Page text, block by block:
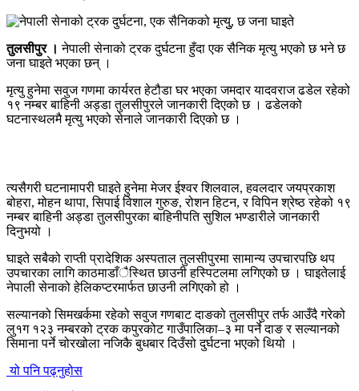
तुलसीपुर । नेपाली सेनाको ट्रक दुर्घटना हुँदा एक सैनिक मृत्यु भएको छ भने छ
जना घाइते भएका छन् ।
मृत्यु हुनेमा सवुज गणमा कार्यरत हेटौडा घर भएका जमदार यादवराज ढडेल रहेको
१९ नम्बर बाहिनी अड्डा तुलसीपुरले जानकारी दिएको छ । ढडेलको
घटनास्थलमै मृत्यु भएको सेनाले जानकारी दिएको छ ।
त्यसैगरी घटनामापरी घाइते हुनेमा मेजर ईश्वर शिलवाल, हवलदार जयप्रकाश
बोहरा, मोहन थापा, सिपाई विशाल गुरुङ, रोशन हिटन, र विपिन श्रेष्ठ रहेको १९
नम्बर बाहिनी अड्डा तुलसीपुरका बाहिनीपति सुशिल भण्डारीले जानकारी
दिनुभयो ।
घाइते सबैको राप्ती प्रादेशिक अस्पताल तुलसीपुरमा सामान्य उपचारपछि थप
उपचारका लागि काठमाडाँैस्थित छाउनी हस्पिटलमा लगिएको छ । घाइतेलाई
नेपाली सेनाको हेलिकप्टरमार्फत छाउनी लगिएको हो ।
सल्यानको सिमखर्कमा रहेको सवुज गणबाट दाङको तुलसीपुर तर्फ आउँदै गरेको
लु१ग १२३ नम्बरको ट्रक कपुरकोट गाउँपालिका–३ मा पर्ने दाङ र सल्यानको
सिमाना पर्ने चोरखोला नजिकै बुधबार दिउँसो दुर्घटना भएको थियो ।
यो पनि पढ्नुहोस